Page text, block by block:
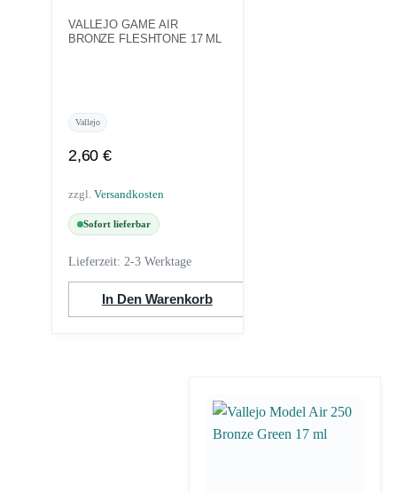
VALLEJO GAME AIR
BRONZE FLESHTONE 17 ML
Vallejo
2,60€
zzgl. Versandkosten
Sofort lieferbar
Lieferzeit: 2-3 Werktage
In Den Warenkorb